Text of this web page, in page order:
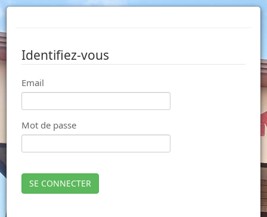
Identifiez-vous
Email
Mot de passe
SE CONNECTER